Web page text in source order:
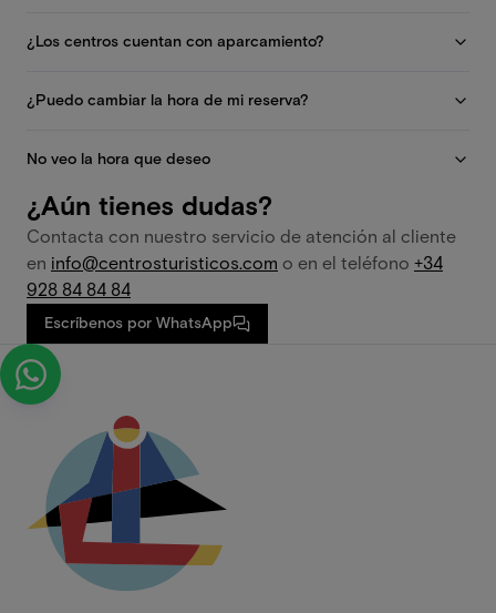
¿Los centros cuentan con aparcamiento?
¿Puedo cambiar la hora de mi reserva?
No veo la hora que deseo
¿Aún tienes dudas?
Contacta con nuestro servicio de atención al cliente
en info@centrosturisticos.com o en el teléfono +34
928 84 84 84
Escríbenos por WhatsApp